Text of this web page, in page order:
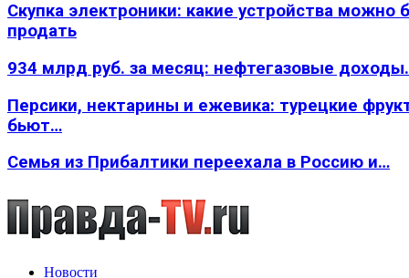
Скупка электроники: какие устройства можно
продать
934 млрд руб. за месяц: нефтегазовые
Персики, нектарины и ежевика: турецкие
бьют…
Семья из Прибалтики переехала в Россию и…
Новости